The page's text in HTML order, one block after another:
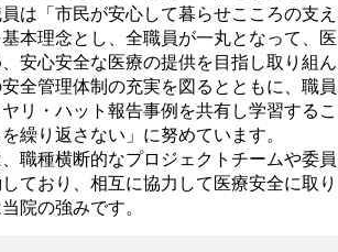
は「市民が安心して暮らせこころの支え
本理念とし、全職員が一丸となって、医
安心安全な医療の提供を目指し取り組ん
全管理体制の充実を図るとともに、職員
リ・ハット報告事例を共有し学習するこ
繰り返さない」に努めています。
職種横断的なプロジェクトチームや委員
ており、相互に協力して医療安全に取り
院の強みです。